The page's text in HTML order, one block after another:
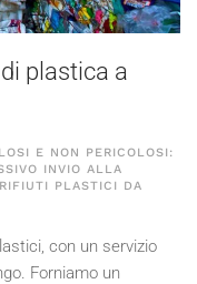
plastica a
E NON PERICOLOSI:
INVIO ALLA
PLASTICI DA
con un servizio
Forniamo un